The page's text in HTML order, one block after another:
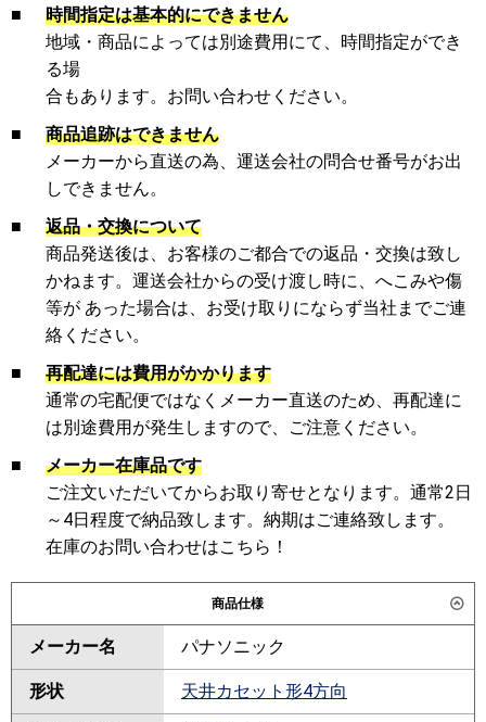
■
時間指定は基本的にできません
地域・商品によっては別途費用にて、時間指定ができ
る場
合もあります。お問い合わせください。
■
商品追跡はできません
メーカーから直送の為、運送会社の問合せ番号がお出
しできません。
■
返品・交換について
商品発送後は、お客様のご都合での返品・交換は致し
かねます。運送会社からの受け渡し時に、へこみや傷
等が あった場合は、お受け取りにならず当社までご連
絡ください。
■
再配達には費用がかかります
通常の宅配便ではなくメーカー直送のため、再配達に
は別途費用が発生しますので、ご注意ください。
■
メーカー在庫品です
ご注文いただいてからお取り寄せとなります。通常2日
～4日程度で納品致します。納期はご連絡致します。
在庫のお問い合わせはこちら！
商品仕様
メーカー名 パナソニック
形状 天井カセット形4方向